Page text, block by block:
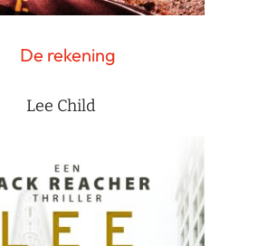
De rekening
Lee Child